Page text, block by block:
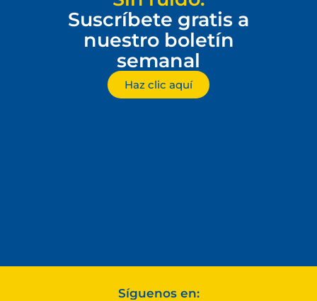
Suscríbete gratis a
nuestro boletín
semanal
Haz clic aquí
Síguenos en: